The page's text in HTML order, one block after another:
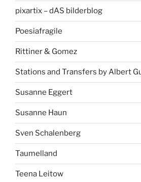
pixartix – dAS bilderblog
Poesiafragile
Rittiner & Gomez
Stations and Transfers by Albert
Susanne Eggert
Susanne Haun
Sven Schalenberg
Taumelland
Teena Leitow